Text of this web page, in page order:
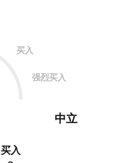
买入
强烈买入
中立
买入